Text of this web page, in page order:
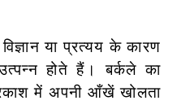
या प्रत्यय के कारण
होते हैं। बर्कले का
में अपनी आँखें खोलता